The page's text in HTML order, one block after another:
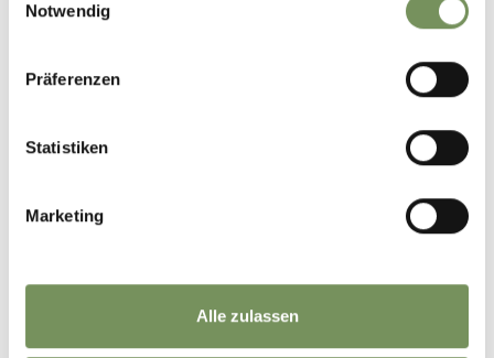
Notwendig
Präferenzen
Statistiken
Marketing
Alle zulassen